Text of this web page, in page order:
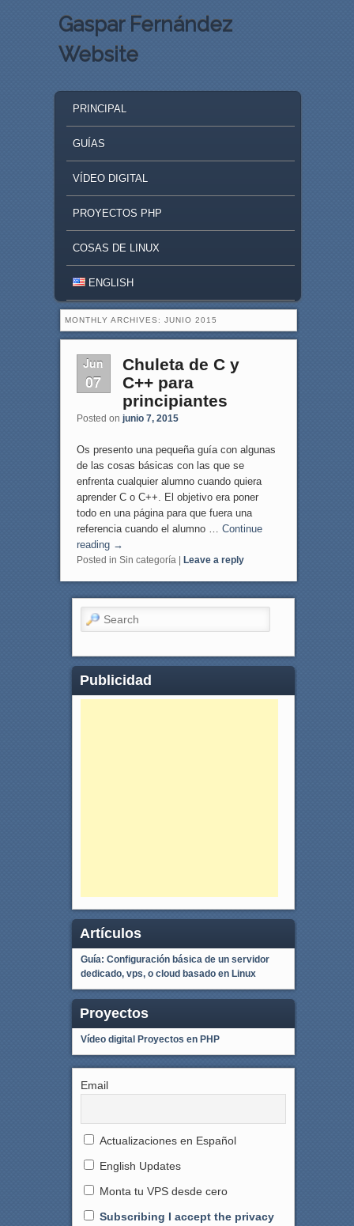
Gaspar Fernández
Website
SKIP TO PRIMARY CONTENT
SKIP TO SECONDARY CONTENT
PRINCIPAL
GUÍAS
VÍDEO DIGITAL
PROYECTOS PHP
COSAS DE LINUX
ENGLISH
MONTHLY ARCHIVES: JUNIO 2015
Jun
07
Chuleta de C y
C++ para
principiantes
Posted on junio 7, 2015
Os presento una pequeña guía con algunas
de las cosas básicas con las que se
enfrenta cualquier alumno cuando quiera
aprender C o C++. El objetivo era poner
todo en una página para que fuera una
referencia cuando el alumno … Continue
reading →
Posted in Sin categoría Leave a reply
Search
Publicidad
Artículos
Guía: Configuración básica de un servidor
dedicado, vps, o cloud basado en Linux
Proyectos
Vídeo digital Proyectos en PHP
Email
Actualizaciones en Español
English Updates
Monta tu VPS desde cero
Subscribing I accept the privacy